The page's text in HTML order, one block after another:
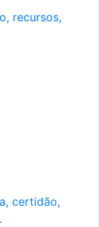
recursos,
certidão,